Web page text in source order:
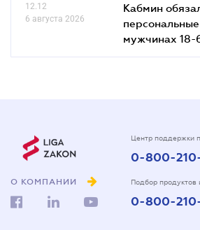
12.12
6 августа 2026
Кабмин
мужчинах 18-
О КОМПАНИИ
Центр поддержки
0-800-
Подбор продуктов
0-800-